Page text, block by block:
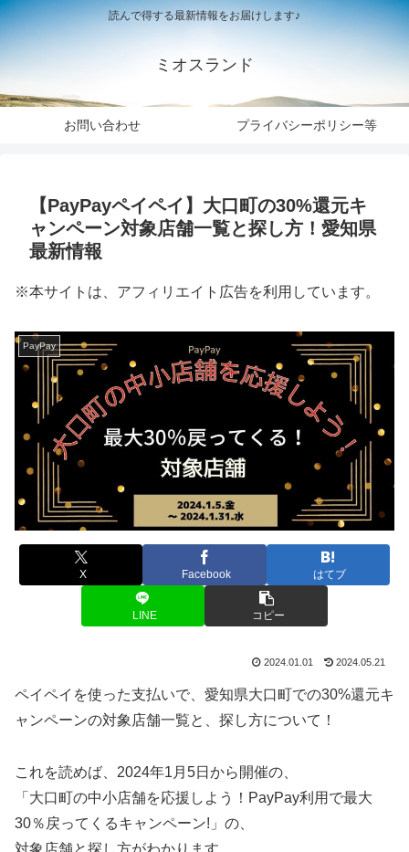
読んで得する最新情報をお届けします♪
ミオスランド
お問い合わせ プライバシーポリシー等
【PayPayペイペイ】大口町の30%還元キ
ャンペーン対象店舗一覧と探し方！愛知県
最新情報
※本サイトは、アフィリエイト広告を利用しています。
PayPay
X Facebook はてブ
LINE コピー
2024.01.01 2024.05.21
ペイペイを使った支払いで、愛知県大口町での30%還元キ
ャンペーンの対象店舗一覧と、探し方について！
これを読めば、2024年1月5日から開催の、
「大口町の中小店舗を応援しよう！PayPay利用で最大
30％戻ってくるキャンペーン!」の、
対象店舗と探し方がわかります。